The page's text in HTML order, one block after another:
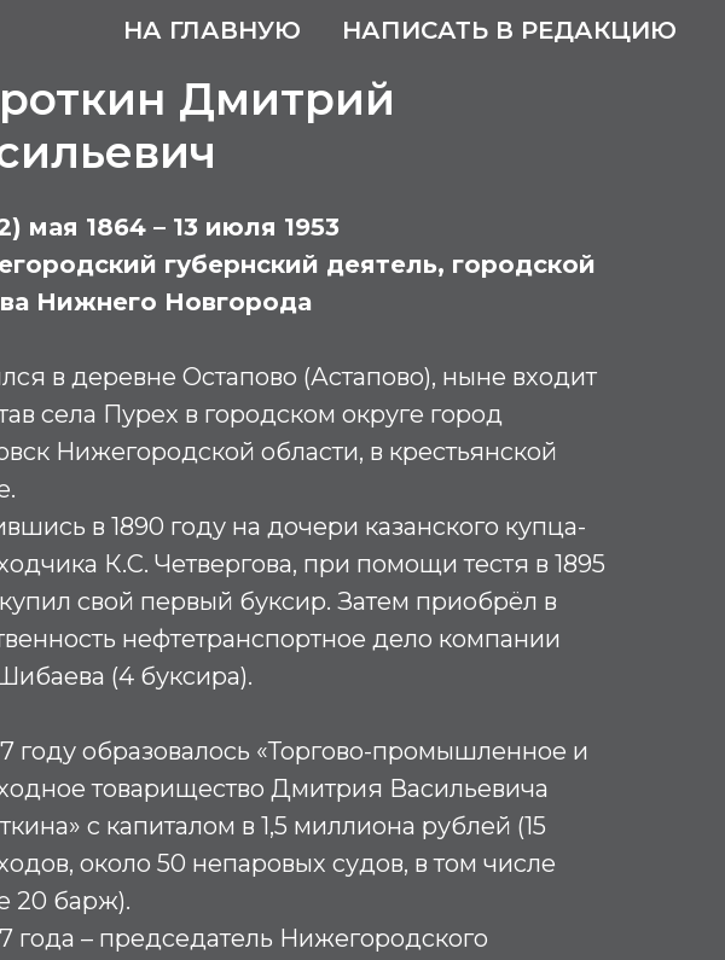
НА ГЛАВНУЮ НАПИСАТЬ В РЕДАКЦИЮ
Дмитрий
мая 1864 – 13 июля 1953
губернский деятель, городской
Нижнего Новгорода
в деревне Остапово (Астапово), ныне входит
села Пурех в городском округе город
Нижегородской области, в крестьянской
в 1890 году на дочери казанского купца-
К.С. Четвергова, при помощи тестя в 1895
свой первый буксир. Затем приобрёл в
нефтетранспортное дело компании
(4 буксира).
году образовалось «Торгово-промышленное и
товарищество Дмитрия Васильевича
с капиталом в 1,5 миллиона рублей (15
около 50 непаровых судов, в том числе
20 барж).
года – председатель Нижегородского